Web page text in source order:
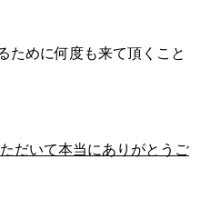
ために何度も来て頂くこと
だいて本当にありがとうご